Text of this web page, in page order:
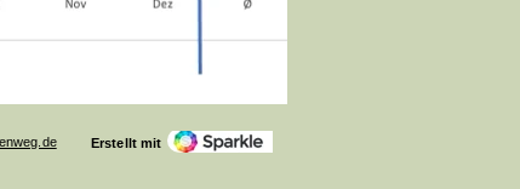
Erstellt mit